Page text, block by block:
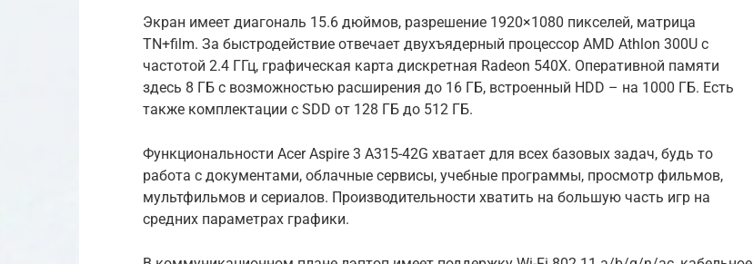
Экран имеет диагональ 15.6 дюймов, разрешение 1920×1080 пикселей, матрица
TN+film. За быстродействие отвечает двухъядерный процессор AMD Athlon 300U с
частотой 2.4 ГГц, графическая карта дискретная Radeon 540X. Оперативной памяти
здесь 8 ГБ с возможностью расширения до 16 ГБ, встроенный HDD – на 1000 ГБ. Есть
также комплектации с SDD от 128 ГБ до 512 ГБ.
Функциональности Acer Aspire 3 A315-42G хватает для всех базовых задач, будь то
работа с документами, облачные сервисы, учебные программы, просмотр фильмов,
мультфильмов и сериалов. Производительности хватить на большую часть игр на
средних параметрах графики.